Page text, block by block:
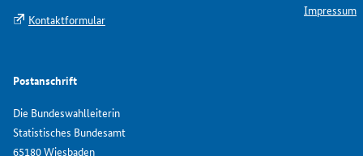
Kontaktformular
Postanschrift
Die Bundeswahlleiterin
Statistisches Bundesamt
65180 Wiesbaden
Impressum